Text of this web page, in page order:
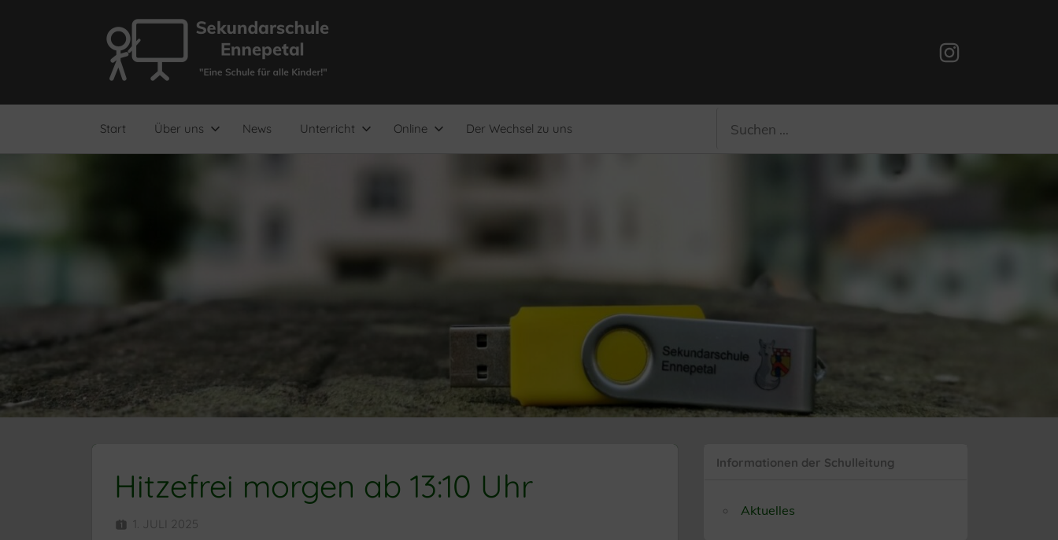
Sekundarschule
Ennepetal
"Eine
Schule
Kinder!"
Instagram
Start Über uns News Unterricht Online Der Wechsel zu uns
Hitzefrei morgen ab 13:10 Uhr
1. JULI 2025
Informationen der Schulleitung
Aktuelles